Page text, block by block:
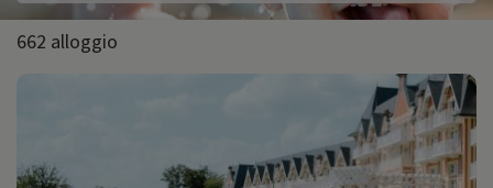
ideale per le vacanze in famiglia, dalle spiagge tranquille alla campagna
verdeggiante e alle montagne rinvigorenti. Scopri le strutture ricettive
adatte ai bambini, attrezzate per garantire comfort e sicurezza, e approfitta
dei preziosi consigli di viaggio per bambini per un soggiorno senza stress. Dal
noleggio di attrezzature da viaggio per bambini alle precauzioni per la
sicurezza e alle migliori attività per bambini in vacanza, avrai tutte le chiavi
per rendere il tuo soggiorno un successo. Che tu stia sognando una fuga al
mare o un ambiente più intimo, esplora le migliori destinazioni per bambini
in Francia e trova il pacchetto vacanze per famiglie con bambini piccoli che
fa per te. Grazie a questa guida di viaggio a misura di bebè, potrai prenotare
il tuo viaggio in tutta tranquillità e goderti al massimo ogni momento con il
tuo piccolo.
662 alloggio